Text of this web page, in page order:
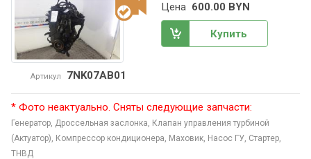
Артикул 7NK07AB01
Цена 600.00 BYN
Купить
* Фото неактуально. Сняты следующие запчасти:
Генератор, Дроссельная заслонка, Клапан управления турбиной
(Актуатор), Компрессор кондиционера, Маховик, Насос ГУ, Стартер,
ТНВД